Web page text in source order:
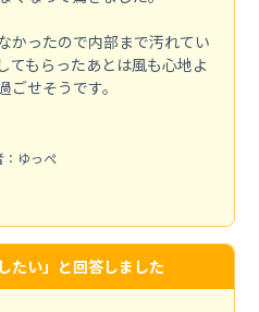
かったので内部まで汚れてい
てもらったあとは風も心地よ
ごせそうです。
：ゆっぺ
たい」と回答しました